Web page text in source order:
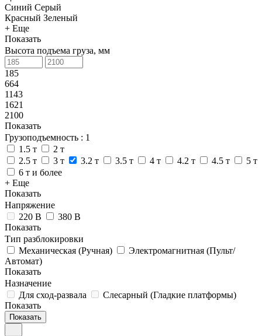
Синий Серый
Красный Зеленый
+ Еще
Показать
Высота подъема груза, мм
185
664
1143
1621
2100
Показать
Грузоподъемность : 1
1.5 т
2 т
2.5 т
3 т 3.2 т 3.5 т 4 т 4.2 т 4.5 т
5 т
6 т и более
+ Еще
Показать
Напряжение
220 В
380 В
Показать
Тип разблокировки
Механическая (Ручная)
Электромагнитная (Пульт/
Автомат)
Показать
Назначение
Для сход-развала
Слесарный (Гладкие платформы)
Показать
Показать